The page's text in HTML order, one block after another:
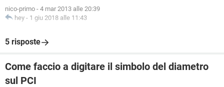
nico-primo - 4 mar 2013 alle 20:39
hey - 1 giu 2018 alle 11:43
5 risposte
Come faccio a digitare il simbolo del diametro
sul PCI